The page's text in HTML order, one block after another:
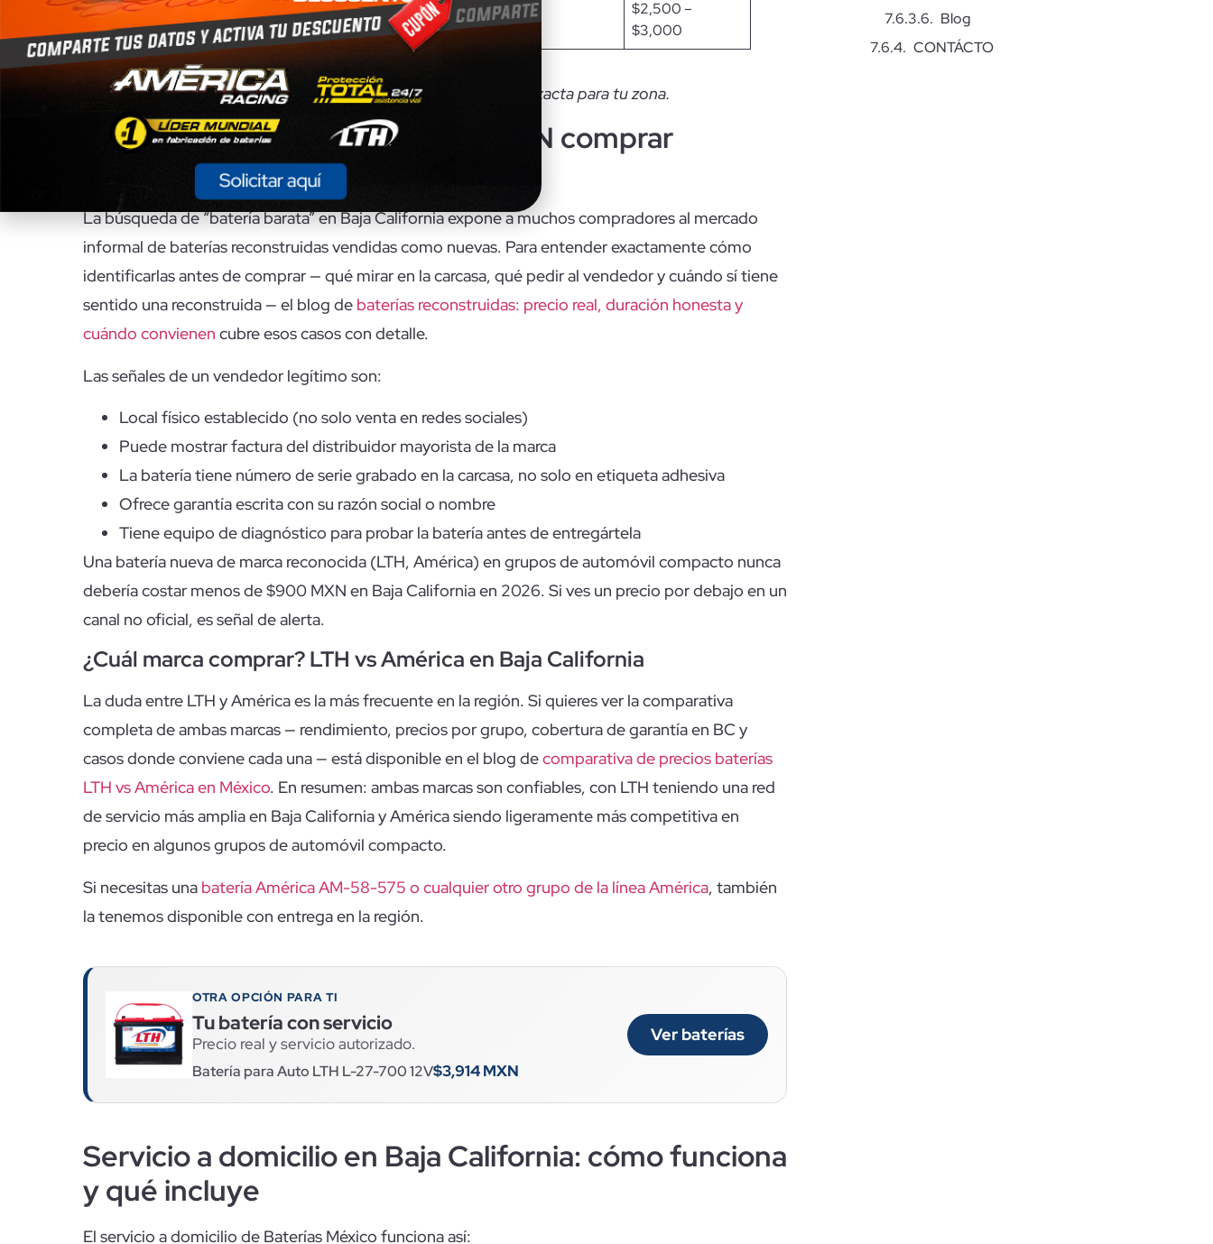
31P / 31T
$2,600 –
$3,200
$2,400 –
$2,900
N/D
$2,500 –
$3,000
Precios orientativos al mes de mayo 2026. Solicita cotización exacta para tu zona.
¿Dónde comprar batería barata SIN comprar
reconstruida disfrazada?
La búsqueda de “batería barata” en Baja California expone a muchos compradores al mercado
informal de baterías reconstruidas vendidas como nuevas. Para entender exactamente cómo
identificarlas antes de comprar — qué mirar en la carcasa, qué pedir al vendedor y cuándo sí tiene
sentido una reconstruida — el blog de baterías reconstruidas: precio real, duración honesta y
cuándo convienen cubre esos casos con detalle.
Las señales de un vendedor legítimo son:
Local físico establecido (no solo venta en redes sociales)
Puede mostrar factura del distribuidor mayorista de la marca
La batería tiene número de serie grabado en la carcasa, no solo en etiqueta adhesiva
Ofrece garantía escrita con su razón social o nombre
Tiene equipo de diagnóstico para probar la batería antes de entregártela
Una batería nueva de marca reconocida (LTH, América) en grupos de automóvil compacto nunca
debería costar menos de $900 MXN en Baja California en 2026. Si ves un precio por debajo en un
canal no oficial, es señal de alerta.
¿Cuál marca comprar? LTH vs América en Baja California
La duda entre LTH y América es la más frecuente en la región. Si quieres ver la comparativa
completa de ambas marcas — rendimiento, precios por grupo, cobertura de garantía en BC y
casos donde conviene cada una — está disponible en el blog decomparativa de precios baterías
LTH vs América en México. En resumen: ambas marcas son confiables, con LTH teniendo una red
de servicio más amplia en Baja California y América siendo ligeramente más competitiva en
precio en algunos grupos de automóvil compacto.
Si necesitas una batería América AM-58-575 o cualquier otro grupo de la línea América, también
la tenemos disponible con entrega en la región.
OTRA OPCIÓN PARA TI
Tu batería con servicio
Precio real y servicio autorizado.
Batería para Auto LTH L-27-700 12V$3,914 MXN
Ver baterías
Servicio a domicilio en Baja California: cómo funciona
y qué incluye
El servicio a domicilio de Baterías México funciona así:
Blog
CONTÁCTO